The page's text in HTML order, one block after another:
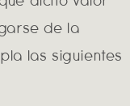
de la
las siguientes